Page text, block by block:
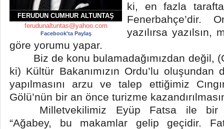
FERUDUN CUMHUR ALTUNTAŞ
ferudunaltuntas@yahoo.com
Facebook'ta Paylaş
ki, en fazla
yazılırsa
göre yorumu yapar.
Biz de konu bulamadağımızdan değil,
ki) Kültür Bakanımızın Ordu’lu oluşundan
yapılmasını arzu ve talep ettiğimiz
Gölü’nün bir an önce turizme
Milletvekilimiz Eyüp Fatsa ile bir
“Ağabey, bu makamlar gelip geçidir.